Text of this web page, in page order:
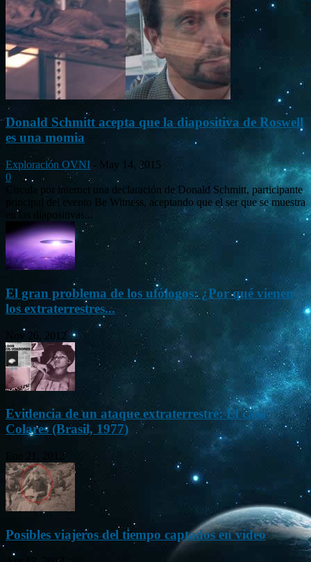
Donald Schmitt acepta que la diapositiva de Roswell
es una momia
Exploración OVNI - May 14, 2015
0
Circula por internet una declaración de Donald Schmitt, participante
principal del evento Be Witness, aceptando que el ser que se muestra
en las diapositivas...
El gran problema de los ufólogos: ¿Por qué vienen
los extraterrestres...
Nov 26, 2012
Evidencia de un ataque extraterrestre: El caso
Colares (Brasil, 1977)
Ene 21, 2012
Posibles viajeros del tiempo captados en vídeo